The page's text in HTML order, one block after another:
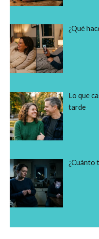
¿Qué
Lo que
tarde
¿Cuánto